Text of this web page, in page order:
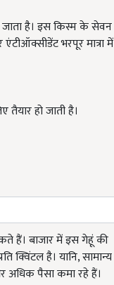
जाता है। इस किस्म के सेवन
भरपूर मात्रा में
हो जाती है।
हैं। बाजार में इस गेहूं की
है। यानि, सामान्य
अधिक पैसा कमा रहे हैं।